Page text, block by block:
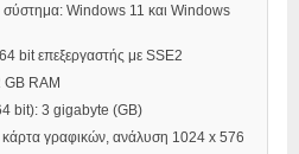
σύστημα: Windows 11 και Windows
bit επεξεργαστής με SSE2
RAM
bit): 3 gigabyte (GB)
γραφικών, ανάλυση 1024 x 576